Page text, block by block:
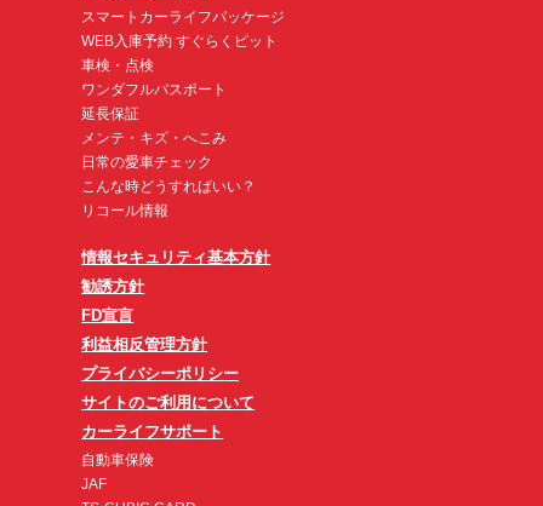
スマートカーライフパッケージ
WEB入庫予約 すぐらくピット
車検・点検
ワンダフルパスポート
延長保証
メンテ・キズ・へこみ
日常の愛車チェック
こんな時どうすればいい？
リコール情報
情報セキュリティ基本方針
勧誘方針
FD宣言
利益相反管理方針
プライバシーポリシー
サイトのご利用について
カーライフサポート
自動車保険
JAF